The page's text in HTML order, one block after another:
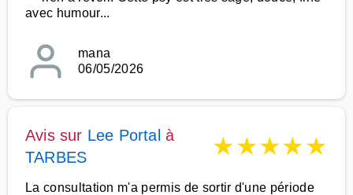
avec humour...
mana
06/05/2026
Avis sur Lee Portal à
TARBES
★★★★★
La consultation m'a permis de sortir d'une période